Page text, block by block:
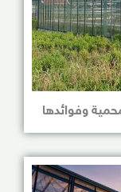
وفوائدها